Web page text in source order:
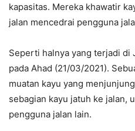
kapasitas. Mereka khawatir
jalan mencedrai pengguna
Seperti halnya yang terjadi di
pada Ahad (21/03/2021).
muatan kayu yang
sebagian kayu jatuh ke jalan,
pengguna jalan lain.